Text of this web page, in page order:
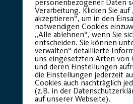
personenbezogener Daten
Verarbeitung. Klicken Sie auf
akzeptieren“, um in den
notwendigen Cookies
„Alle ablehnen“, wenn Sie
entscheiden. Sie können
verwalten“ detaillierte
uns eingesetzten Arten von
und deren Einstellungen
die Einstellungen jederzeit
Cookies auch nachträglich
(z.B. in der
auf unserer Webseite).